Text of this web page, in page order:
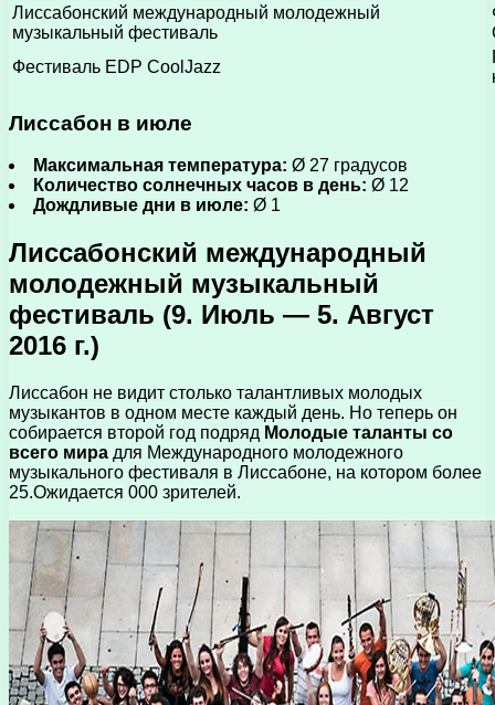
Лиссабонский международный молодежный
музыкальный фестиваль
Фестиваль EDP ​​CoolJazz
Лиссабон в июле
Максимальная температура: Ø 27 градусов
Количество солнечных часов в день: Ø 12
Дождливые дни в июле: Ø 1
Лиссабонский международный
молодежный музыкальный
фестиваль (9. Июль — 5. Август
2016 г.)
Лиссабон не видит столько талантливых молодых
музыкантов в одном месте каждый день. Но теперь он
собирается второй год подряд Молодые таланты со
всего мира для Международного молодежного
музыкального фестиваля в Лиссабоне, на котором более
25.Ожидается 000 зрителей.